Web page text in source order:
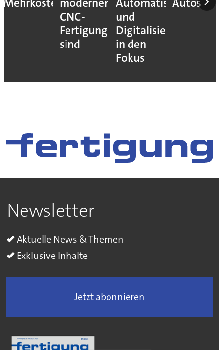
Mehrkostenmoderner
CNC-
Fertigung
sind
Automatisierung
und
Digitalisierung
in den
Fokus
Autos
Newsletter
Aktuelle News & Themen
Exklusive Inhalte
Jetzt abonnieren